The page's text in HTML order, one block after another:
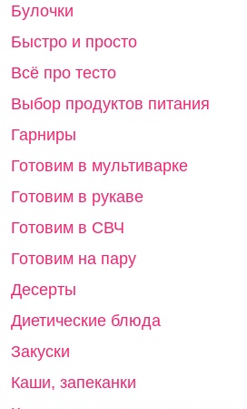
Булочки
Быстро и просто
Всё про тесто
Выбор продуктов питания
Гарниры
Готовим в мультиварке
Готовим в рукаве
Готовим в СВЧ
Готовим на пару
Десерты
Диетические блюда
Закуски
Каши, запеканки